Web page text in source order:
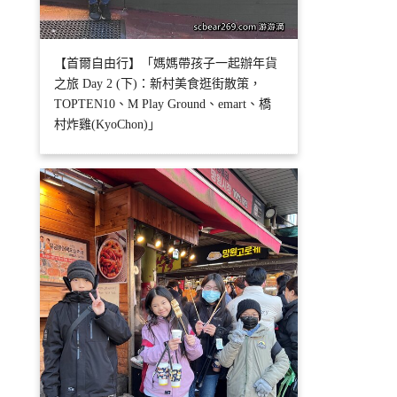
【首爾自由行】「媽媽帶孩子一起辦年貨
之旅 Day 2 (下)：新村美食逛街散策，
TOPTEN10、M Play Ground、emart、橋
村炸雞(KyoChon)」